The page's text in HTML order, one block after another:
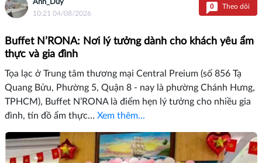
Anh_Duy
10:21 04/08/2026
0 Theo dõi
Buffet N’RONA: Nơi lý tưởng dành cho khách yêu ẩm
thực và gia đình
Tọa lạc ở Trung tâm thương mại Central Preium (số 856 Tạ
Quang Bửu, Phường 5, Quận 8 - nay là phường Chánh Hưng,
TPHCM), Buffet N’RONA là điểm hẹn lý tưởng cho nhiều gia
đình, tín đồ ẩm thực… Xem thêm...